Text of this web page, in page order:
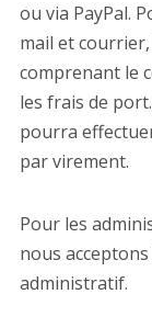
ou via PayPal.
mail et
comprenant le
les frais de port.
pourra
par virement.
Pour les
nous
administratif.